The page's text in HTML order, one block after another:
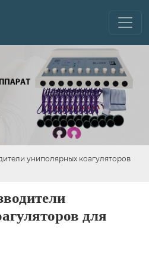
униполярных коагуляторов
для